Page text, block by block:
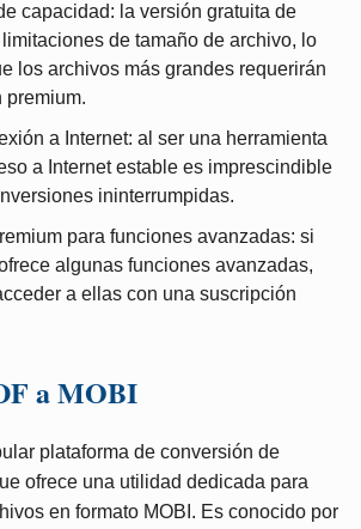
capacidad: la versión gratuita de
de tamaño de archivo, lo
los archivos más grandes requerirán
premium.
a Internet: al ser una herramienta
a Internet estable es imprescindible
ininterrumpidas.
para funciones avanzadas: si
algunas funciones avanzadas,
a ellas con una suscripción
a MOBI
plataforma de conversión de
ofrece una utilidad dedicada para
en formato MOBI. Es conocido por